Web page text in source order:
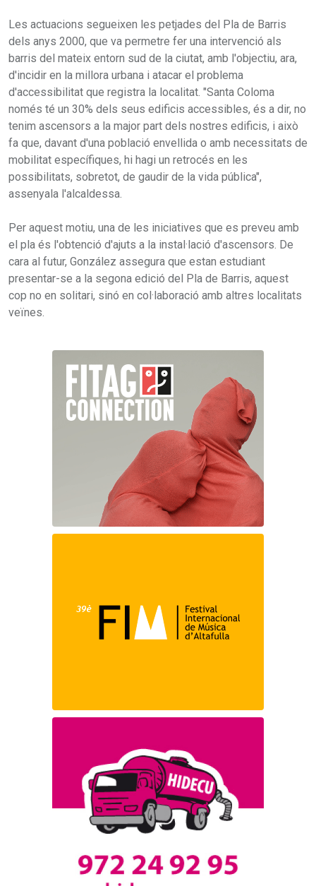
Les actuacions segueixen les petjades del Pla de Barris
dels anys 2000, que va permetre fer una intervenció als
barris del mateix entorn sud de la ciutat, amb l'objectiu, ara,
d'incidir en la millora urbana i atacar el problema
d'accessibilitat que registra la localitat. "Santa Coloma
només té un 30% dels seus edificis accessibles, és a dir, no
tenim ascensors a la major part dels nostres edificis, i això
fa que, davant d'una població envellida o amb necessitats de
mobilitat específiques, hi hagi un retrocés en les
possibilitats, sobretot, de gaudir de la vida pública",
assenyala l'alcaldessa.
Per aquest motiu, una de les iniciatives que es preveu amb
el pla és l'obtenció d'ajuts a la instal·lació d'ascensors. De
cara al futur, González assegura que estan estudiant
presentar-se a la segona edició del Pla de Barris, aquest
cop no en solitari, sinó en col·laboració amb altres localitats
veïnes.